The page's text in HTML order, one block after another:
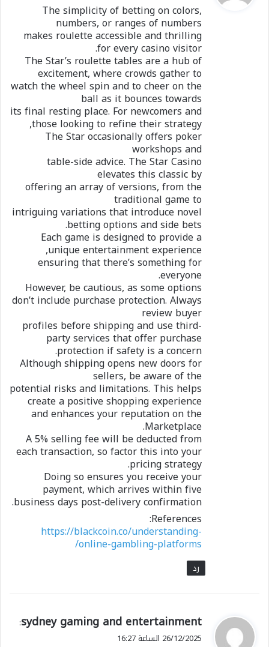
ل
The simplicity of betting on colors,
numbers, or ranges of numbers
makes roulette accessible and thrilling
for every casino visitor.
The Star’s roulette tables are a hub of
excitement, where crowds gather to
watch the wheel spin and to cheer on the
ball as it bounces towards
its final resting place. For newcomers and
those looking to refine their strategy,
The Star occasionally offers poker
workshops and
table-side advice. The Star Casino
elevates this classic by
offering an array of versions, from the
traditional game to
intriguing variations that introduce novel
betting options and side bets.
Each game is designed to provide a
unique entertainment experience,
ensuring that there’s something for
everyone.
However, be cautious, as some options
don’t include purchase protection. Always
review buyer
profiles before shipping and use third-
party services that offer purchase
protection if safety is a concern.
Although shipping opens new doors for
sellers, be aware of the
potential risks and limitations. This helps
create a positive shopping experience
and enhances your reputation on the
Marketplace.
A 5% selling fee will be deducted from
each transaction, so factor this into your
pricing strategy.
Doing so ensures you receive your
payment, which arrives within five
business days post-delivery confirmation.
References:
https://blackcoin.co/understanding-
online-gambling-platforms/
رد
ي
ق
sydney gaming and entertainment
:
26/12/2025 الساعة 16:27